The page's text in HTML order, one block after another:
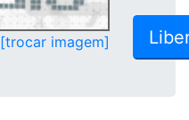
[trocar imagem]